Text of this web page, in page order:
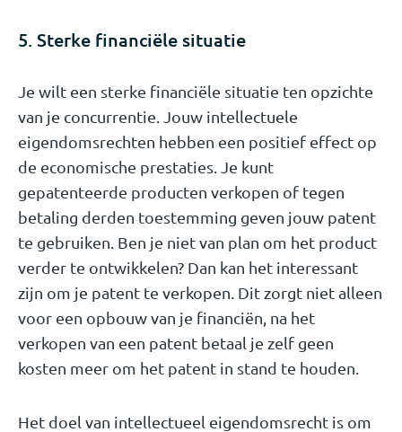
5. Sterke financiële situatie
Je wilt een sterke financiële situatie ten opzichte
van je concurrentie. Jouw intellectuele
eigendomsrechten hebben een positief effect op
de economische prestaties. Je kunt
gepatenteerde producten verkopen of tegen
betaling derden toestemming geven jouw patent
te gebruiken. Ben je niet van plan om het product
verder te ontwikkelen? Dan kan het interessant
zijn om je patent te verkopen. Dit zorgt niet alleen
voor een opbouw van je financiën, na het
verkopen van een patent betaal je zelf geen
kosten meer om het patent in stand te houden.
Het doel van intellectueel eigendomsrecht is om